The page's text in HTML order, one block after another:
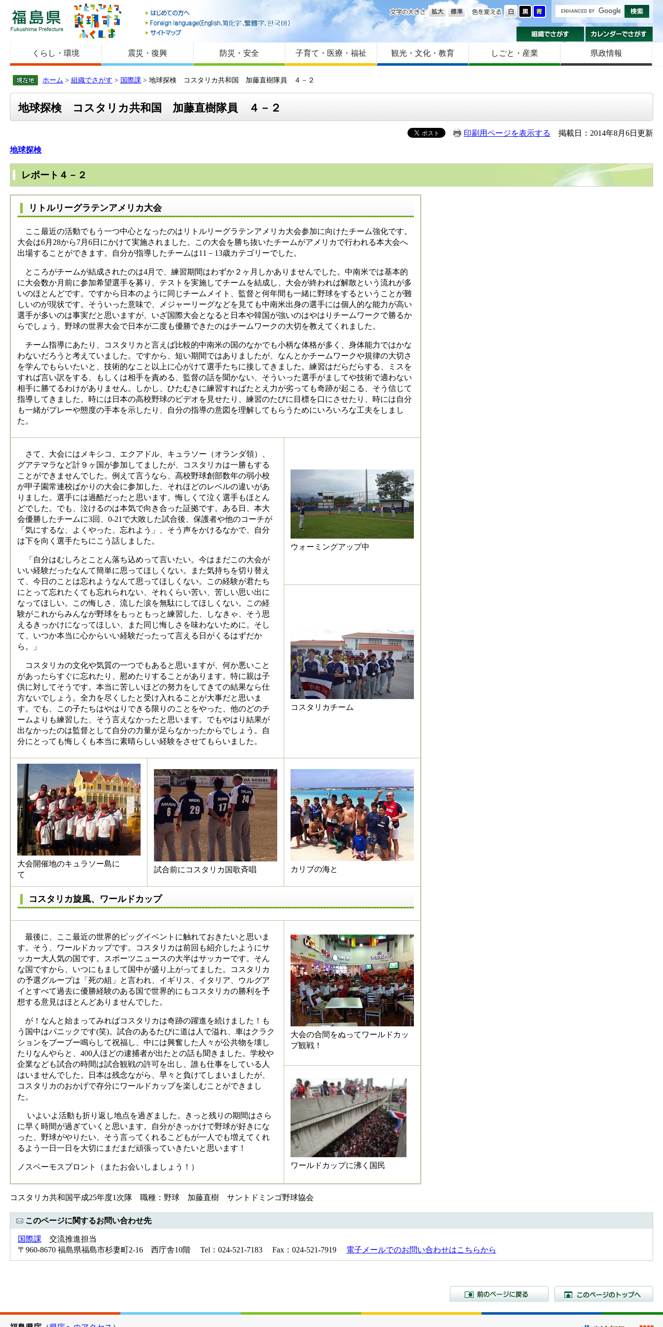
福島県
はじめての方へ
Foreign language
サイトマップ
色を変える
文字の大きさ
組織でさがす
くらし・環境 震災・復興 防災・安全 子育て・医療・福祉 観光・文化・教育 しごと・産業 県政情報
ホーム > 組織でさがす > 国際課 > 地球探検 コスタリカ共和国 加藤直樹隊員 ４－２
地球探検 コスタリカ共和国 加藤直樹隊員 ４－２
印刷用ページを表示する
掲載日：2014年8月6日更新
地球探検
レポート４－２
リトルリーグラテンアメリカ大会
ここ最近の活動でもう一つ中心となったのはリトルリーグラテンアメリカ大会参加に向けたチーム強化です。
大会は6月28から7月6日にかけて実施されました。この大会を勝ち抜いたチームがアメリカで行われる本大会へ
出場することができます。自分が指導したチームは11－13歳カテゴリーでした。
ところがチームが結成されたのは4月で、練習期間はわずか２ヶ月しかありませんでした。中南米では基本的
に大会数か月前に参加希望選手を募り、テストを実施してチームを結成し、大会が終われば解散という流れが多
いのほとんどです。ですから日本のように同じチームメイト、監督と何年間も一緒に野球をするということが難
しいのが現状です。そういった意味で、メジャーリーグなどを見ても中南米出身の選手には個人的な能力が高い
選手が多いのは事実だと思いますが、いざ国際大会となると日本や韓国が強いのはやはりチームワークで勝るか
らでしょう。野球の世界大会で日本が二度も優勝できたのはチームワークの大切を教えてくれました。
チーム指導にあたり、コスタリカと言えば比較的中南米の国のなかでも小柄な体格が多く、身体能力ではかな
わないだろうと考えていました。ですから、短い期間ではありましたが、なんとかチームワークや規律の大切さ
を学んでもらいたいと、技術的なこと以上に心がけて選手たちに接してきました。練習はだらだらする、ミスを
すれば言い訳をする、もしくは相手を責める、監督の話を聞かない、そういった選手がましてや技術で適わない
相手に勝てるわけがありません。しかし、ひたむきに練習すればたとえ力が劣っても奇跡が起こる、そう信じて
指導してきました。時には日本の高校野球のビデオを見せたり、練習のたびに目標を口にさせたり、時には自分
も一緒がプレーや態度の手本を示したり、自分の指導の意図を理解してもらうためにいろいろな工夫をしまし
た。
さて、大会にはメキシコ、エクアドル、キュラソー（オランダ領）、
グアテマラなど計９ヶ国が参加してましたが、コスタリカは一勝もする
ことができませんでした。例えて言うなら、高校野球創部数年の弱小校
が甲子園常連校ばかりの大会に参加した、それほどのレベルの違いがあ
りました。選手には過酷だったと思います。悔しくて泣く選手もほとん
どでした。でも、泣けるのは本気で向き合った証拠です。ある日、本大
会優勝したチームに3回、0-21で大敗した試合後、保護者や他のコーチが
「気にするな、よくやった、忘れよう」、そう声をかけるなかで、自分
は下を向く選手たちにこう話しました。
「自分はむしろとことん落ち込めって言いたい。今はまだこの大会が
いい経験だったなんて簡単に思ってほしくない。また気持ちを切り替え
て、今日のことは忘れようなんて思ってほしくない。この経験が君たち
にとって忘れたくても忘れられない、それくらい苦い、苦しい思い出に
なってほしい。この悔しさ、流した涙を無駄にしてほしくない。この経
験がこれからみんなが野球をもっともっと練習した、しなきゃ、そう思
えるきっかけになってほしい、また同じ悔しさを味わないために。そし
て、いつか本当に心からいい経験だったって言える日がくるはずだか
ら。」
コスタリカの文化や気質の一つでもあると思いますが、何か悪いこと
があったらすぐに忘れたり、慰めたりすることがあります。特に親は子
供に対してそうです。本当に苦しいほどの努力をしてきての結果なら仕
方ないでしょう。全力を尽くしたと受け入れることが大事だと思いま
す。でも、この子たちはやはりできる限りのことをやった、他のどのチ
ームよりも練習した、そう言えなかったと思います。でもやはり結果が
出なかったのは監督として自分の力量が足らなかったからでしょう。自
分にとっても悔しくも本当に素晴らしい経験をさせてもらいました。
ウォーミングアップ中
コスタリカチーム
大会開催地のキュラソー島に
て
試合前にコスタリカ国歌斉唱 カリブの海と
コスタリカ旋風、ワールドカップ
最後に、ここ最近の世界的ビッグイベントに触れておきたいと思いま
す。そう、ワールドカップです。コスタリカは前回も紹介したようにサ
ッカー大人気の国です。スポーツニュースの大半はサッカーです。そん
な国ですから、いつにもまして国中が盛り上がってました。コスタリカ
の予選グループは「死の組」と言われ、イギリス、イタリア、ウルグア
イとすべて過去に優勝経験のある国で世界的にもコスタリカの勝利を予
想する意見はほとんどありませんでした。
が！なんと始まってみればコスタリカは奇跡の躍進を続けました！も
う国中はパニックです(笑)。試合のあるたびに道は人で溢れ、車はクラク
ションをブーブー鳴らして祝福し、中には興奮した人々が公共物を壊し
たりなんやらと、400人ほどの逮捕者が出たとの話も聞きました。学校や
企業なども試合の時間は試合観戦の許可を出し、誰も仕事をしている人
はいませんでした。日本は残念ながら、早々と負けてしまいましたが、
コスタリカのおかげで存分にワールドカップを楽しむことができまし
た。
いよいよ活動も折り返し地点を過ぎました。きっと残りの期間はさら
に早く時間が過ぎていくと思います。自分がきっかけで野球が好きにな
った、野球がやりたい、そう言ってくれるこどもが一人でも増えてくれ
るよう一日一日を大切にまだまだ頑張っていきたいと思います！
ノスベーモスプロント（またお会いしましょう！）
大会の合間をぬってワールドカッ
プ観戦！
ワールドカップに沸く国民
コスタリカ共和国平成25年度1次隊 職種：野球 加藤直樹 サントドミンゴ野球協会
このページに関するお問い合わせ先
国際課 交流推進担当
〒960-8670 福島県福島市杉妻町2-16 西庁舎10階 Tel：024-521-7183 Fax：024-521-7919 電子メールでのお問い合わせはこちらから
前のページに戻る